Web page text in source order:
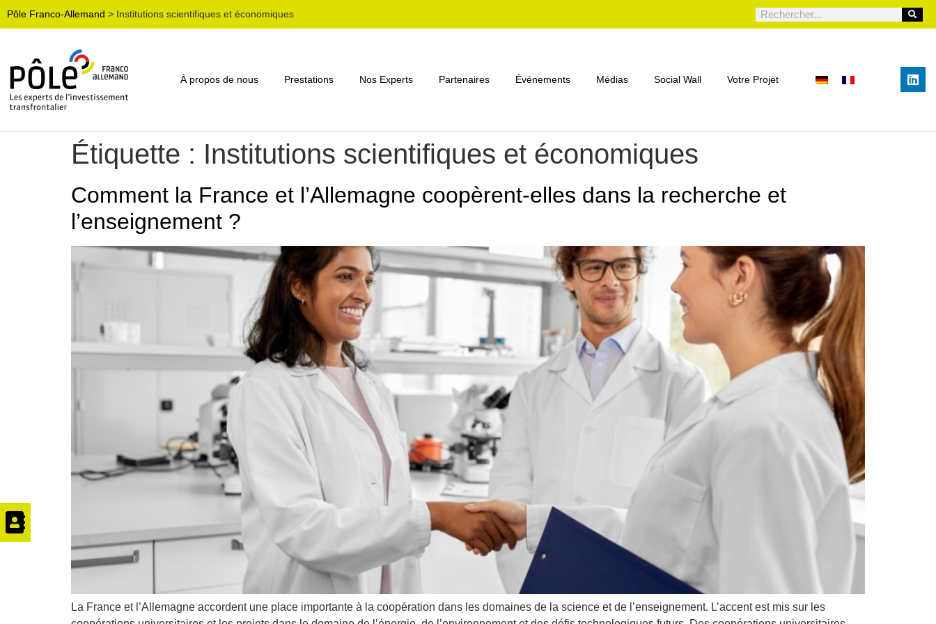
Pôle Franco-Allemand > Institutions scientifiques et économiques
À propos de nous Prestations Nos Experts Partenaires Événements Médias Social Wall Votre Projet
Étiquette : Institutions scientifiques et économiques
Comment la France et l’Allemagne coopèrent-elles dans la recherche et
l’enseignement ?
La France et l’Allemagne accordent une place importante à la coopération dans les domaines de la science et de l’enseignement. L’accent est mis sur les